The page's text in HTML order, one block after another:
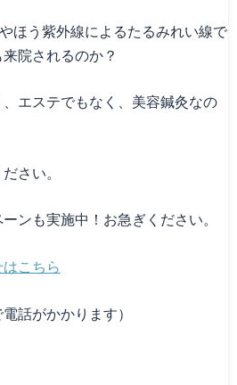
ほう紫外線によるたるみれい線で
院されるのか？
エステでもなく、美容鍼灸なの
さい。
ンも実施中！お急ぎください。
こちら
話がかかります）